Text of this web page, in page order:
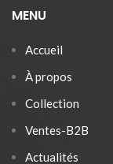
MENU
Accueil
À propos
Collection
Ventes-B2B
Actualités